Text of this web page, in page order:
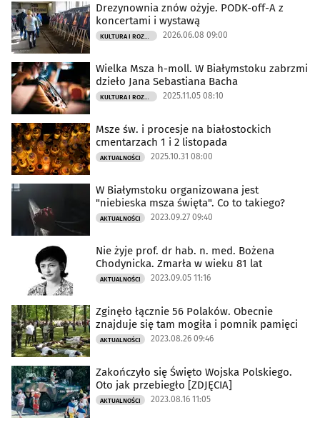
Drezynownia znów ożyje. PODK-off-A z
koncertami i wystawą
2026.06.08 09:00
Wielka Msza h-moll. W Białymstoku zabrzmi
dzieło Jana Sebastiana Bacha
2025.11.05 08:10
Msze św. i procesje na białostockich
cmentarzach 1 i 2 listopada
AKTUALNOŚCI 2025.10.31 08:00
W Białymstoku organizowana jest
"niebieska msza święta". Co to takiego?
AKTUALNOŚCI 2023.09.27 09:40
Nie żyje prof. dr hab. n. med. Bożena
Chodynicka. Zmarła w wieku 81 lat
AKTUALNOŚCI 2023.09.05 11:16
Zginęło łącznie 56 Polaków. Obecnie
znajduje się tam mogiła i pomnik pamięci
AKTUALNOŚCI 2023.08.26 09:46
Zakończyło się Święto Wojska Polskiego.
Oto jak przebiegło [ZDJĘCIA]
AKTUALNOŚCI 2023.08.16 11:05